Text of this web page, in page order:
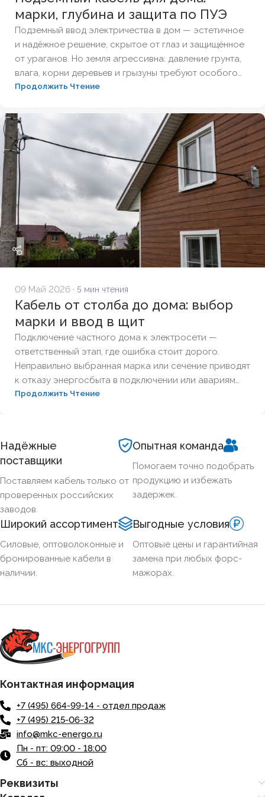
марки, глубина и защита по ПУЭ
Подземный ввод электричества в дом — эстетичное
и надёжное решение, скрытое от глаз и защищённое
от ураганов. Но земля агрессивна: давление грунта,
влага, корни деревьев и грызуны требуют особого
подхода к выбору кабеля и технологии укладки.
подойдёт лучше всего, какую глубину соблюдать и
как защитить линию по нормам ПУЭ.
Продолжить Чтение
09 Май 2026 · 5 мин чтения
Кабель от столба до дома: выбор
марки и ввод в щит
Подключение частного дома к электросети —
ответственный этап, где ошибка стоит дорого.
Неправильно выбранная марка или сечение приводят
к отказу энергосбыта в подключении или авариям
при первой же нагрузке. Разберём,
Продолжить Чтение
Надёжные
поставщики
Поставляем кабель только от
проверенных российских
заводов.
Опытная команда
Помогаем точно подобрать
продукцию и избежать
задержек.
Широкий ассортимент
Силовые, оптоволоконные и
бронированные кабели в
наличии.
Выгодные условия
Оптовые цены и гарантийная
замена при любых форс-
мажорах.
Контактная информация
+7 (495) 664-99-14 - отдел продаж
+7 (495) 215-06-32
info@mkc-energo.ru
Пн - пт: 09:00 - 18:00
Сб - вс: выходной
Реквизиты